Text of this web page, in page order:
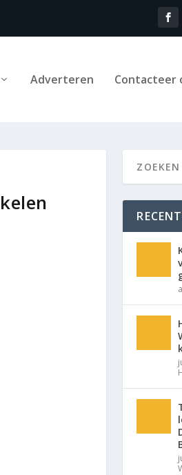
Adverteren Contacteer